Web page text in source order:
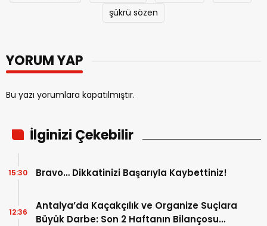
şükrü sözen
YORUM YAP
Bu yazı yorumlara kapatılmıştır.
İlginizi Çekebilir
Bravo… Dikkatinizi Başarıyla Kaybettiniz!
15:30
Antalya’da Kaçakçılık ve Organize Suçlara
Büyük Darbe: Son 2 Haftanın Bilançosu
12:36